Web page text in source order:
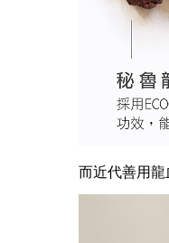
而近代善用